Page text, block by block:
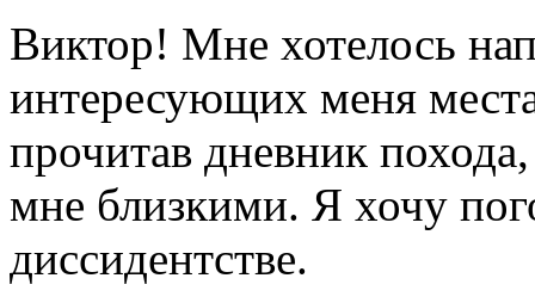
Виктор! Мне хотелось
интересующих меня
прочитав дневник
мне близкими. Я хочу
диссидентстве.